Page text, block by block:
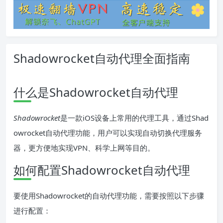
Shadowrocket自动代理全面指南
什么是Shadowrocket自动代理
Shadowrocket是一款iOS设备上常用的代理工具，通过Shad
owrocket自动代理功能，用户可以实现自动切换代理服务
器，更方便地实现VPN、科学上网等目的。
如何配置Shadowrocket自动代理
要使用Shadowrocket的自动代理功能，需要按照以下步骤
进行配置：